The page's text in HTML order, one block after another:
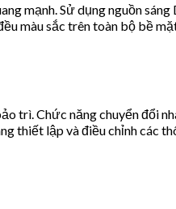
mạnh. Sử dụng nguồn
màu sắc trên toàn bộ bề
Chức năng chuyển đổi
thiết lập và điều chỉnh các